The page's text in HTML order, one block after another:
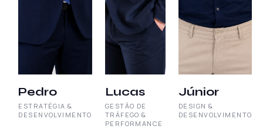
Pedro
ESTRATÉGIA &
DESENVOLVIMENTO
Lucas
GESTÃO DE
TRÁFEGO &
PERFORMANCE
Júnior
DESIGN &
DESENVOLVIMENTO